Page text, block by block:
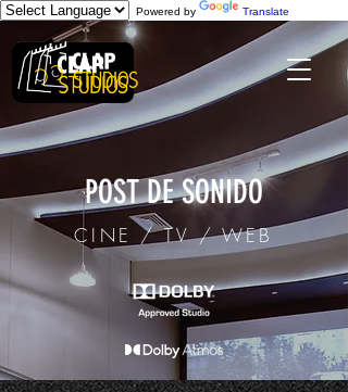
Powered by Translate
POST DE SONIDO
CINE / TV / WEB